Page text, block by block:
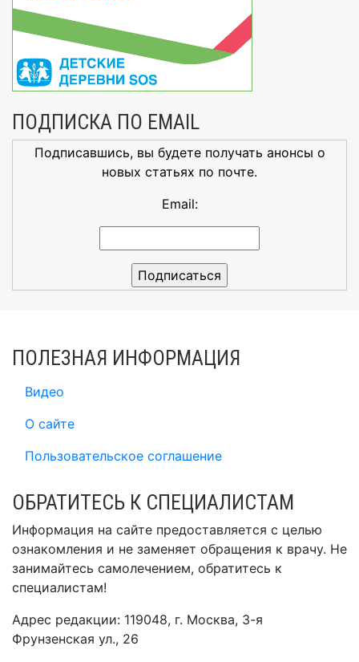
ПОДПИСКА ПО EMAIL
Подписавшись, вы будете получать анонсы о
новых статьях по почте.
Email:
ПОЛЕЗНАЯ ИНФОРМАЦИЯ
Видео
О сайте
Пользовательское соглашение
ОБРАТИТЕСЬ К СПЕЦИАЛИСТАМ
Информация на сайте предоставляется с целью
ознакомления и не заменяет обращения к врачу. Не
занимайтесь самолечением, обратитесь к
специалистам!
Адрес редакции: 119048, г. Москва, 3-я
Фрунзенская ул., 26